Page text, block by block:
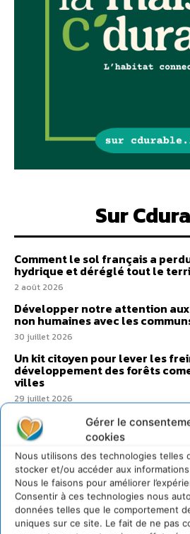
Gérer le
cookies
Nous utilisons des technologies telles
stocker et/ou accéder aux
Nous le faisons pour améliorer
Consentir à ces technologies nous
données telles que le comportement
uniques sur ce site. Le fait de ne pas
Sur
Comment le sol français a
hydrique et déréglé tout le
2 août 2026
Développer notre attention
non humaines avec les
30 juillet 2026
Un kit citoyen pour lever les
développement des forêts
villes
29 juillet 2026
L’éco-anxiété informe et
28 juillet 2026
7 indicateurs pour des villes
adaptées au changement
27 juillet 2026